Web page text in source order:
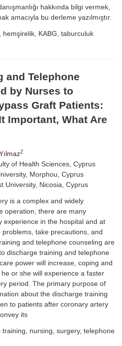
hakkında bilgi vermek,
amacıyla bu derleme yazılmıştır.
hemşirelik, KABG, taburculuk
and Telephone
by Nurses to
Graft Patients:
Important, What Are
2
of Health Sciences, Cyprus
Morphou, Cyprus
University, Nicosia, Cyprus
is a complex and widely
operation, there are many
experience in the hospital and at
take precautions, and
and telephone counseling are
discharge training and telephone
power will increase, coping and
or she will experience a faster
period. The primary purpose of
about the discharge training
to patients after coronary artery
its
training, nursing, surgery, telephone